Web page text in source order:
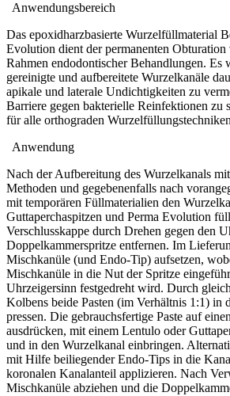
Anwendungsbereich
Das epoxidharzbasierte Wurzelfüllmaterial
Evolution dient der permanenten
Rahmen endodontischer Behandlungen. Es
gereinigte und aufbereitete Wurzelkanäle
apikale und laterale Undichtigkeiten zu
Barriere gegen bakterielle Reinfektionen zu
für alle orthograden
Anwendung
Nach der Aufbereitung des Wurzelkanals
Methoden und gegebenenfalls nach
mit temporären Füllmaterialien den
Guttaperchaspitzen und Perma Evolution
Verschlusskappe durch Drehen gegen den
Doppelkammerspritze entfernen. Im
Mischkanüle (und Endo-Tip) aufsetzen,
Mischkanüle in die Nut der Spritze
Uhrzeigersinn festgedreht wird. Durch
Kolbens beide Pasten (im Verhältnis 1:1) in
pressen. Die gebrauchsfertige Paste auf
ausdrücken, mit einem Lentulo oder
und in den Wurzelkanal einbringen.
mit Hilfe beiliegender Endo-Tips in die
koronalen Kanalanteil applizieren. Nach
Mischkanüle abziehen und die